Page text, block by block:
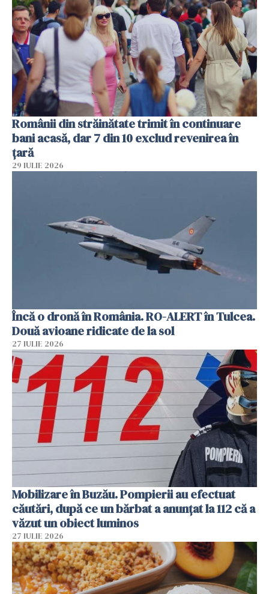
Românii din străinătate trimit în continuare
bani acasă, dar 7 din 10 exclud revenirea în
țară
29 IULIE 2026
Încă o dronă în România. RO-ALERT în Tulcea.
Două avioane ridicate de la sol
27 IULIE 2026
Mobilizare în Buzău. Pompierii au efectuat
căutări, după ce un bărbat a anunțat la 112 că a
văzut un obiect luminos
27 IULIE 2026